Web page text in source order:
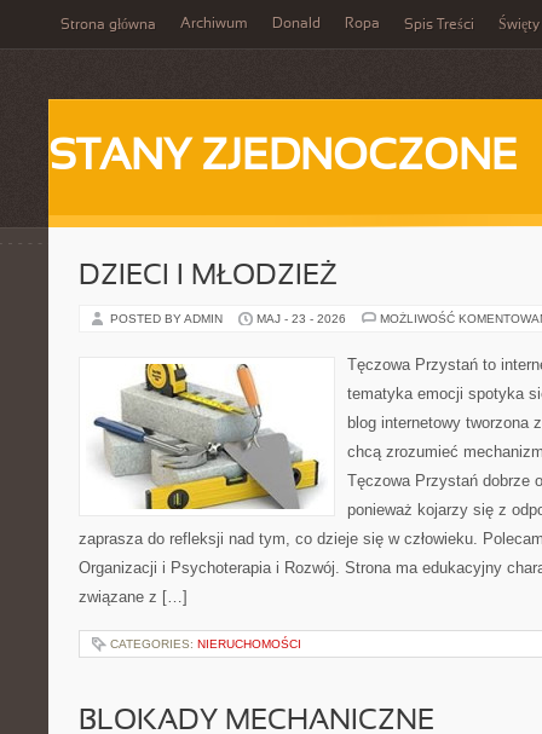
Strona główna Archiwum Donald Ropa Spis Treści Święty
STANY ZJEDNOCZONE
DZIECI I MŁODZIEŻ
POSTED BY ADMIN MAJ - 23 - 2026 MOŻLIWOŚĆ
Tęczowa Przystań to
tematyka emocji spotyka
blog internetowy tworzona
chcą zrozumieć
Tęczowa Przystań dobrze
ponieważ kojarzy się z
zaprasza do refleksji nad tym, co dzieje się w człowieku.
Organizacji i Psychoterapia i Rozwój. Strona ma edukacyjny
związane z […]
CATEGORIES: NIERUCHOMOŚCI
BLOKADY MECHANICZNE